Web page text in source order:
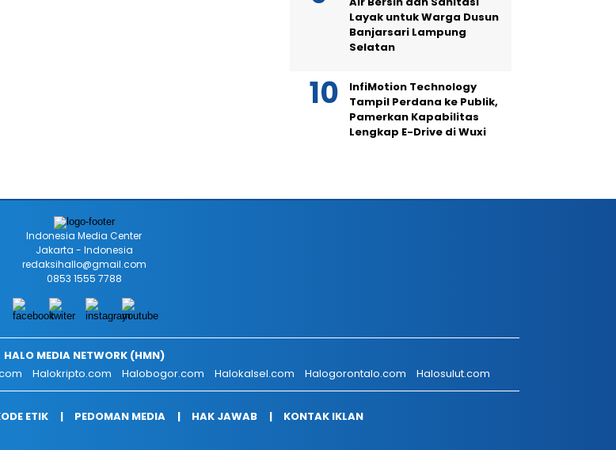
Layak untuk Warga Dusun
Banjarsari Lampung
Selatan
InfiMotion Technology
Tampil Perdana ke Publik,
Pamerkan Kapabilitas
Lengkap E-Drive di Wuxi
Indonesia Media Center
Jakarta - Indonesia
redaksihallo@gmail.com
0853 1555 7788
HALO MEDIA NETWORK (HMN)
Halokripto.com Halobogor.com Halokalsel.com Halogorontalo.com Halosulut.com
ETIK PEDOMAN MEDIA HAK JAWAB KONTAK IKLAN